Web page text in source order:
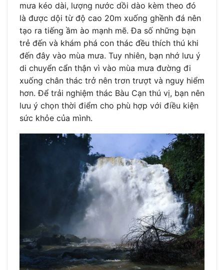
mưa kéo dài, lượng nước dồi dào kèm theo đó
là được dội từ độ cao 20m xuống ghềnh đá nên
tạo ra tiếng ầm ào mạnh mẽ. Đa số những bạn
trẻ đến và khám phá con thác đều thích thú khi
đến đây vào mùa mưa. Tuy nhiên, bạn nhớ lưu ý
di chuyển cẩn thận vì vào mùa mưa đường đi
xuống chân thác trở nên trơn trượt và nguy hiểm
hơn. Để trải nghiệm thác Bàu Cạn thú vị, bạn nên
lưu ý chọn thời điểm cho phù hợp với điều kiện
sức khỏe của mình.